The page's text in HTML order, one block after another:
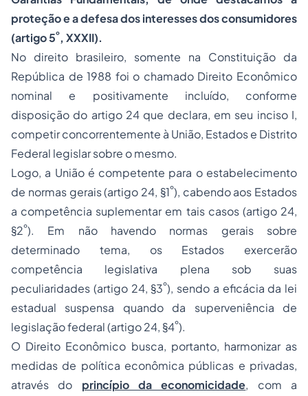
proteção e a defesa dos interesses dos consumidores
(artigo 5º, XXXII).
No direito brasileiro, somente na Constituição da
República de 1988 foi o chamado Direito Econômico
nominal e positivamente incluído, conforme
disposição do artigo 24 que declara, em seu inciso I,
competir concorrentemente à União, Estados e Distrito
Federal legislar sobre o mesmo.
Logo, a União é competente para o estabelecimento
de normas gerais (artigo 24, §1º), cabendo aos Estados
a competência suplementar em tais casos (artigo 24,
§2º). Em não havendo normas gerais sobre
determinado tema, os Estados exercerão
competência legislativa plena sob suas
peculiaridades (artigo 24, §3º), sendo a eficácia da lei
estadual suspensa quando da superveniência de
legislação federal (artigo 24, §4º).
O Direito Econômico busca, portanto, harmonizar as
medidas de política econômica públicas e privadas,
através do princípio da economicidade, com a